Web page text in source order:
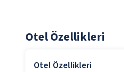
Otel Özellikleri
Otel Özellikleri